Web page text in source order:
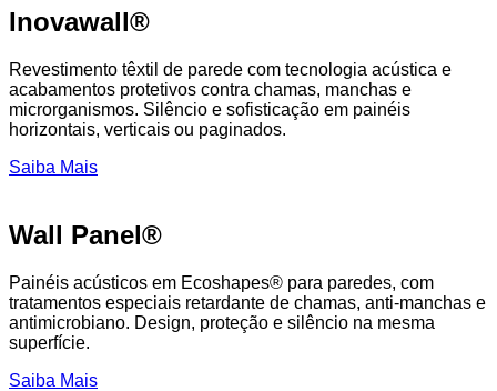
Inovawall®
Revestimento têxtil de parede com tecnologia acústica e
acabamentos protetivos contra chamas, manchas e
microrganismos. Silêncio e sofisticação em painéis
horizontais, verticais ou paginados.
Saiba Mais
Wall Panel®
Painéis acústicos em Ecoshapes® para paredes, com
tratamentos especiais retardante de chamas, anti-manchas e
antimicrobiano. Design, proteção e silêncio na mesma
superfície.
Saiba Mais